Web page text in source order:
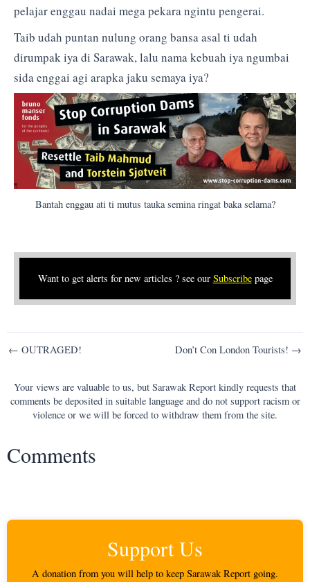
pelajar enggau nadai mega pekara ngintu pengerai.
Taib udah puntan nulung orang bansa asal ti udah
dirumpak iya di Sarawak, lalu nama kebuah iya ngumbai
sida enggai agi arapka jaku semaya iya?
Bantah enggau ati ti mutus tauka semina ringat baka selama?
Want to get alerts for new articles ? see our Subscribepage
Post
← OUTRAGED! Don’t Con London Tourists! →
Your views are valuable to us, but Sarawak Report kindly requests that
comments be deposited in suitable language and do not support racism or
violence or we will be forced to withdraw them from the site.
Comments
Support Us
A donation from you will help to keep Sarawak Report going.